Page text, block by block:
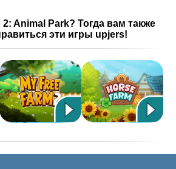
Animal Park? Тогда вам также
эти игры upjers!